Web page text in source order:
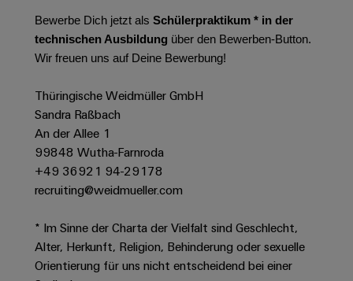
digitale
Lösungen
für
klimafreundliche
im
Bahnverkehr
Schiffbau
Umfassende
Verbindungslösungen
für
die
Industrie
Wasseraufbereitung
PCB
Connector
Services
Equipment
Manufacturer
(OEM)
&
Cloud-
Services
Industrial
Service
Platform
easyConnect
&
Zubehör
Center in
Thüringen
Bewerbe Dich jetzt alsSchülerpraktikum * in der
technischen Ausbildung über den Bewerben-Button.
Wir freuen uns auf Deine Bewerbung!
Thüringische Weidmüller GmbH
Sandra Raßbach
An der Allee 1
99848 Wutha-Farnroda
+49 36921 94-29178
recruiting@weidmueller.com
* Im Sinne der Charta der Vielfalt sind Geschlecht,
Alter, Herkunft, Religion, Behinderung oder sexuelle
Orientierung für uns nicht entscheidend bei einer